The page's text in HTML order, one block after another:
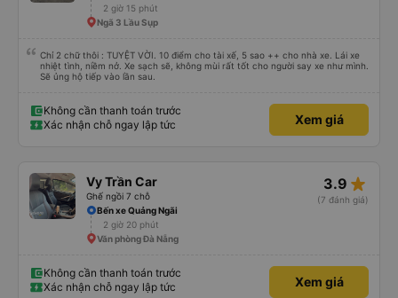
2 giờ 15 phút
Ngã 3 Lầu Sụp
Chỉ 2 chữ thôi : TUYỆT VỜI. 10 điểm cho tài xế, 5 sao ++ cho nhà xe. Lái xe
nhiệt tình, niềm nở. Xe sạch sẽ, không mùi rất tốt cho người say xe như mình.
Sẽ ủng hộ tiếp vào lần sau.
Không cần thanh toán trước
Xác nhận chỗ ngay lập tức
Xem giá
Vy Trần Car
Ghế ngồi 7 chỗ
3.9 star_rate
(7 đánh giá)
Bến xe Quảng Ngãi
2 giờ 20 phút
Văn phòng Đà Nẵng
Không cần thanh toán trước
Xác nhận chỗ ngay lập tức
Xem giá